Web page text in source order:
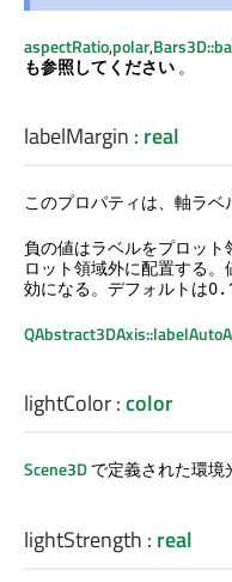
aspectRatio,polar,
も参照してください。
labelMargin : real
このプロパティは、軸ラベ
負の値はラベルをプロッ
ロット領域外に配置する
効になる。デフォルトは
lightColor:color
Scene3Dで定義された環境
lightStrength : real